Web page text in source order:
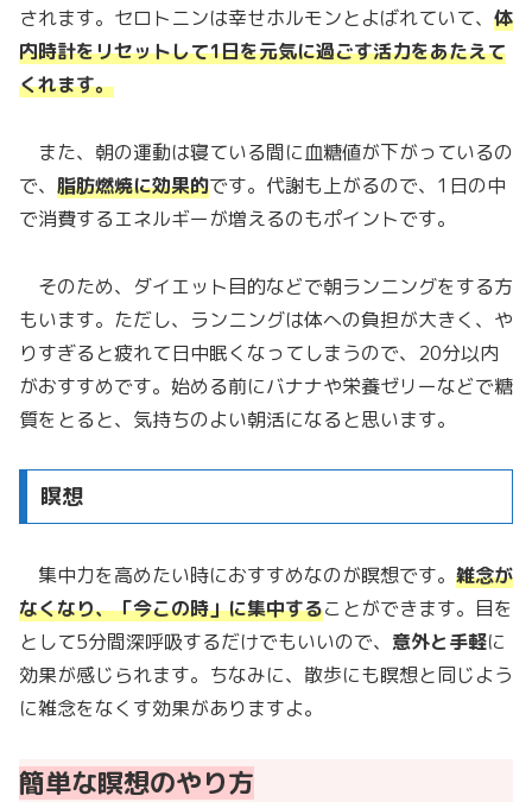
されます。セロトニンは幸せホルモンとよばれていて、 体
内時計をリセットして1日を元気に過ごす活力をあたえて
くれます。
また、朝の運動は寝ている間に血糖値が下がっているの
で、 脂肪燃焼に効果的です。代謝も上がるので、1日の中
で消費するエネルギーが増えるのもポイントです。
そのため、ダイエット目的などで朝ランニングをする方
もいます。ただし、ランニングは体への負担が大きく、や
りすぎると疲れて日中眠くなってしまうので、20分以内
がおすすめです。始める前にバナナや栄養ゼリーなどで糖
質をとると、気持ちのよい朝活になると思います。
瞑想
集中力を高めたい時におすすめなのが瞑想です。 雑念が
なくなり、「今この時」に集中することができます。目を
として5分間深呼吸するだけでもいいので、 意外と手軽に
効果が感じられます。ちなみに、散歩にも瞑想と同じよう
に雑念をなくす効果がありますよ。
簡単な瞑想のやり方